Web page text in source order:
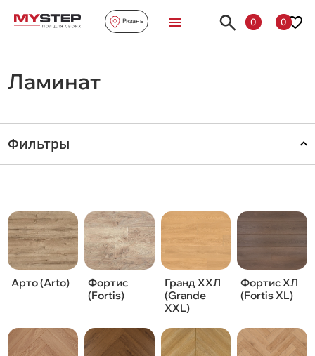
Рязань 0 0
Ламинат
Фильтры
Арто (Arto)
Фортис
(Fortis)
Гранд ХХЛ
(Grande
XXL)
Фортис ХЛ
(Fortis XL)